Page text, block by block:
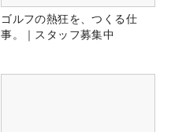
ゴルフの熱狂を、つくる仕
事。｜スタッフ募集中